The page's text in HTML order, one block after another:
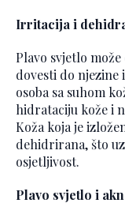
Irritacija i
Plavo svjetlo
dovesti do njezine
osoba sa suhom
hidrataciju kože i
Koža koja je
dehidrirana, što
osjetljivost.
Plavo svjetlo i